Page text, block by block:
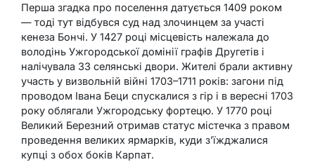
Перша згадка про поселення датується 1409 роком
— тоді тут відбувся суд над злочинцем за участі
кенеза Бончі. У 1427 році місцевість належала до
володінь Ужгородської домінії графів Другетів і
налічувала 33 селянські двори. Жителі брали активну
участь у визвольній війні 1703–1711 років: загони під
проводом Івана Беци спускалися з гір і в вересні 1703
року облягали Ужгородську фортецю. У 1770 році
Великий Березний отримав статус містечка з правом
проведення великих ярмарків, куди з’їжджалися
купці з обох боків Карпат.